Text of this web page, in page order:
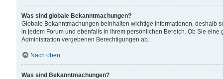
Was sind globale Bekanntmachungen?
Globale Bekanntmachungen beinhalten wichtige Informationen, deshalb
in jedem Forum und ebenfalls in Ihrem persönlichen Bereich. Ob Sie
Administration vergebenen Berechtigungen ab.
Nach oben
Was sind Bekanntmachungen?